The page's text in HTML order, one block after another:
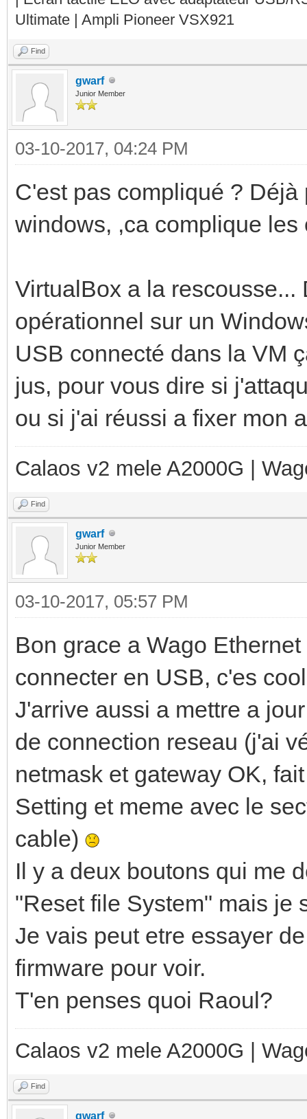
Ultimate | Ampli Pioneer VSX921
Find
gwarf
Junior Member
03-10-2017, 04:24 PM
C'est pas compliqué ?
windows, ,ca complique
VirtualBox a la
opérationnel sur un
USB connecté dans la VM
jus, pour vous dire si
ou si j'ai réussi a fixer mon
Calaos v2 mele A2000G |
Find
gwarf
Junior Member
03-10-2017, 05:57 PM
Bon grace a Wago
connecter en USB, c'es
J'arrive aussi a mettre a
de connection reseau (j'ai
netmask et gateway OK,
Setting et meme avec le
cable)
Il y a deux boutons qui me
"Reset file System" mais je
Je vais peut etre essayer
firmware pour voir.
T'en penses quoi Raoul?
Calaos v2 mele A2000G |
Find
gwarf